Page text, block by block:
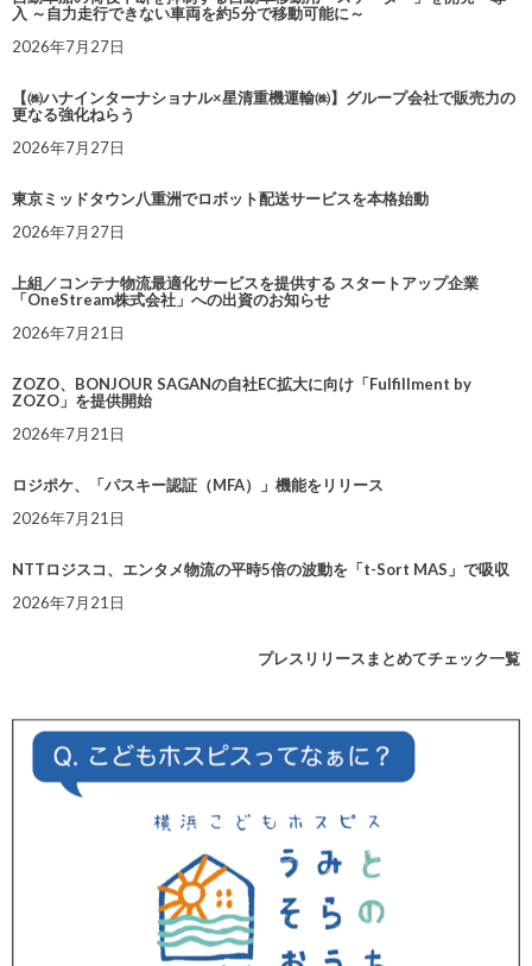
入 ～自力走行できない車両を約5分で移動可能に～
2026年7月27日
【㈱ハナインターナショナル×星清重機運輸㈱】グループ会社で販売力の
更なる強化ねらう
2026年7月27日
東京ミッドタウン八重洲でロボット配送サービスを本格始動
2026年7月27日
上組／コンテナ物流最適化サービスを提供する スタートアップ企業
「OneStream株式会社」への出資のお知らせ
2026年7月21日
ZOZO、BONJOUR SAGANの自社EC拡大に向け「Fulfillment by
ZOZO」を提供開始
2026年7月21日
ロジポケ、「パスキー認証（MFA）」機能をリリース
2026年7月21日
NTTロジスコ、エンタメ物流の平時5倍の波動を「t-Sort MAS」で吸収
2026年7月21日
プレスリリースまとめてチェック一覧